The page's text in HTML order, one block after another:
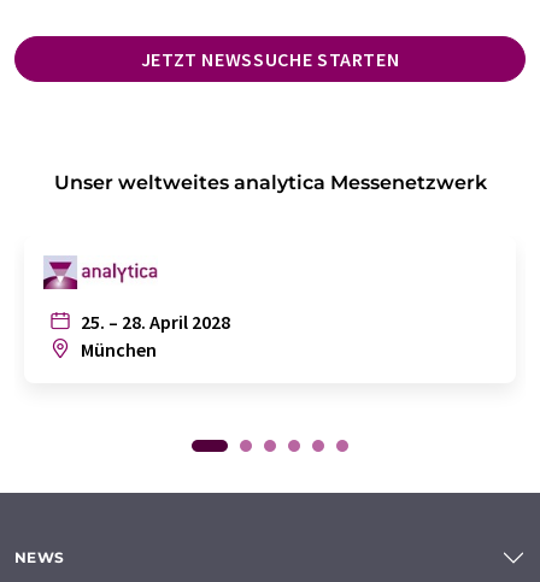
JETZT NEWSSUCHE STARTEN
Unser weltweites analytica Messenetzwerk
25. – 28. April 2028
München
NEWS